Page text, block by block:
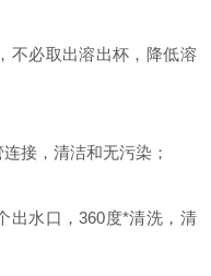
必取出溶出杯，降低溶
接，清洁和无污染；
水口，360度*清洗，清